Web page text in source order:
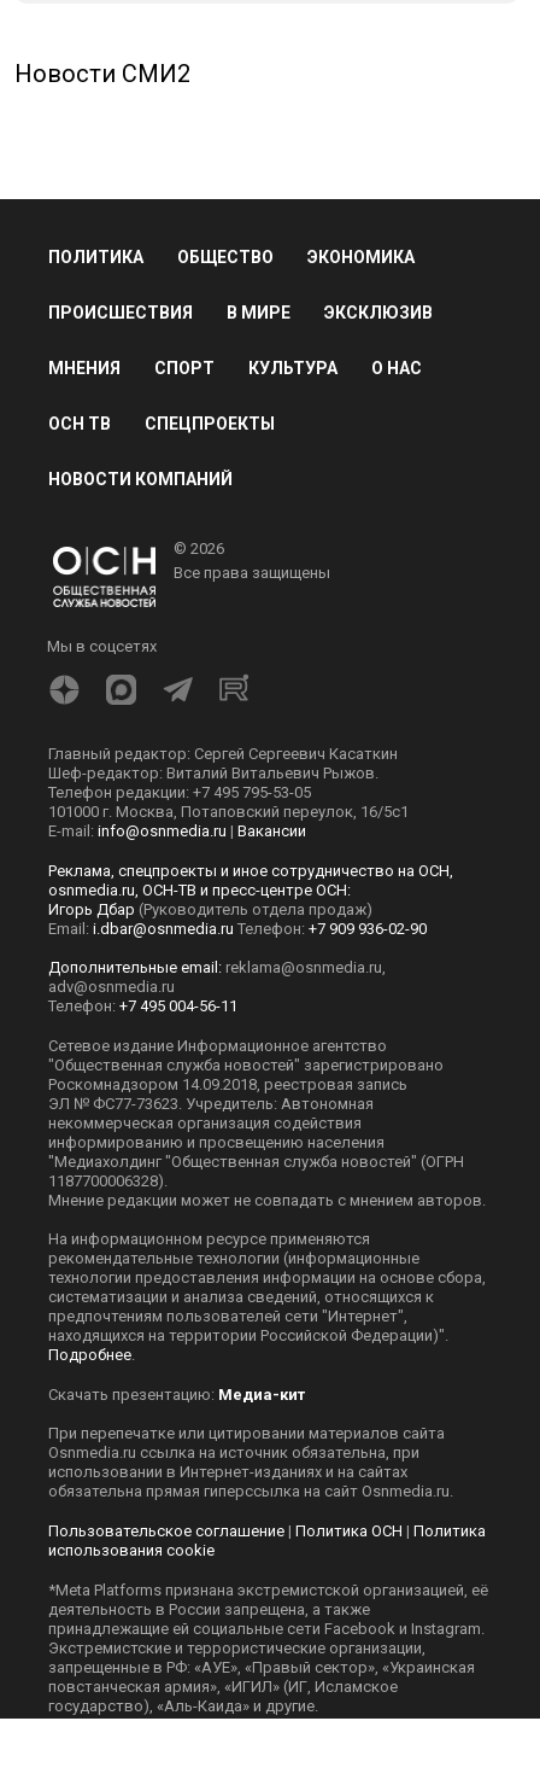
Новости СМИ2
ПОЛИТИКА ОБЩЕСТВО ЭКОНОМИКА
ПРОИСШЕСТВИЯ В МИРЕ ЭКСКЛЮЗИВ
МНЕНИЯ СПОРТ КУЛЬТУРА О НАС
ОСН ТВ СПЕЦПРОЕКТЫ
НОВОСТИ КОМПАНИЙ
© 2026
Все права защищены
Мы в соцсетях
Главный редактор: Сергей Сергеевич Касаткин
Шеф-редактор: Виталий Витальевич Рыжов.
Телефон редакции: +7 495 795-53-05
101000 г. Москва, Потаповский переулок, 16/5с1
E-mail: info@osnmedia.ru | Вакансии
Реклама, спецпроекты и иное сотрудничество на ОСН,
osnmedia.ru, ОСН-ТВ и пресс-центре ОСН:
Игорь Дбар (Руководитель отдела продаж)
Email: i.dbar@osnmedia.ru Телефон: +7 909 936-02-90
Дополнительные email: reklama@osnmedia.ru
adv@osnmedia.ru
Телефон: +7 495 004-56-11
Сетевое издание Информационное агентство
"Общественная служба новостей" зарегистрировано
Роскомнадзором 14.09.2018, реестровая запись
ЭЛ № ФС77-73623. Учредитель: Автономная
некоммерческая организация содействия
информированию и просвещению населения
"Медиахолдинг "Общественная служба новостей" (ОГРН
1187700006328).
Мнение редакции может не совпадать с мнением авторов.
На информационном ресурсе применяются
рекомендательные технологии (информационные
технологии предоставления информации на основе сбора,
систематизации и анализа сведений, относящихся к
предпочтениям пользователей сети "Интернет",
находящихся на территории Российской Федерации)".
Подробнее
Скачать презентацию: Медиа-кит
При перепечатке или цитировании материалов сайта
Оsnmedia.ru ссылка на источник обязательна, при
использовании в Интернет-изданиях и на сайтах
обязательна прямая гиперссылка на сайт Оsnmedia.ru.
Пользовательское соглашение | Политика ОСН | Политика
использования cookie
*Meta Platforms признана экстремистской организацией, её
деятельность в России запрещена, а также
принадлежащие ей социальные сети Facebook и Instagram.
Экстремистские и террористические организации,
запрещенные в РФ: «АУЕ», «Правый сектор», «Украинская
повстанческая армия», «ИГИЛ» (ИГ, Исламское
государство), «Аль-Каида» и другие.